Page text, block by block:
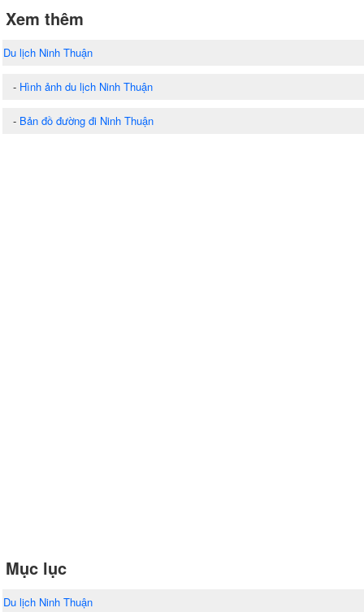
Xem thêm
Du lịch Ninh Thuận
- Hình ảnh du lịch Ninh Thuận
- Bản đồ đường đi Ninh Thuận
Mục lục
Du lịch Ninh Thuận